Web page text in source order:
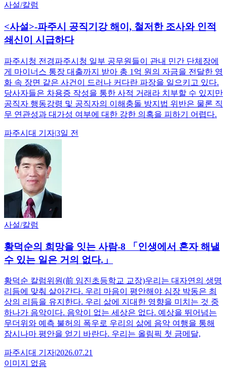
사설/칼럼
<사설>-파주시 공직기강 해이, 철저한 조사와 인적
쇄신이 시급하다
파주시청 전경파주시청 일부 공무원들이 관내 민간 단체장에
게 마이너스 통장 대출까지 받아 총 1억 원의 자금을 전달한 영
화 속 장면 같은 사건이 드러나 커다란 파장을 일으키고 있다.
당사자들은 차용증 작성을 통한 사적 거래라 치부할 수 있지만
공직자 행동강령 및 공직자의 이해충돌 방지법 위반은 물론 직
무 연관성과 대가성 여부에 대한 강한 의혹을 피하기 어렵다.
파주시대 기자|3일 전
사설/칼럼
황덕순의 희망을 잇는 사람-8 「인생에서 혼자 해낼
수 있는 일은 거의 없다.」
황덕순 칼럼위원(前 임진초등학교 교장)우리는 대자연의 생명
리듬에 맞춰 살아간다. 우리 마음이 평안해야 심장 박동은 최
상의 리듬을 유지한다. 우리 삶에 지대한 영향을 미치는 것 중
하나가 음악이다. 음악이 없는 세상은 없다. 예상을 뛰어넘는
무더위와 예측 불허의 폭우로 우리의 삶에 음악 여행을 통해
잠시나마 평안을 얻기 바란다. 우리는 올림픽 첫 금메달,
파주시대 기자|2026.07.21
이미지 없음